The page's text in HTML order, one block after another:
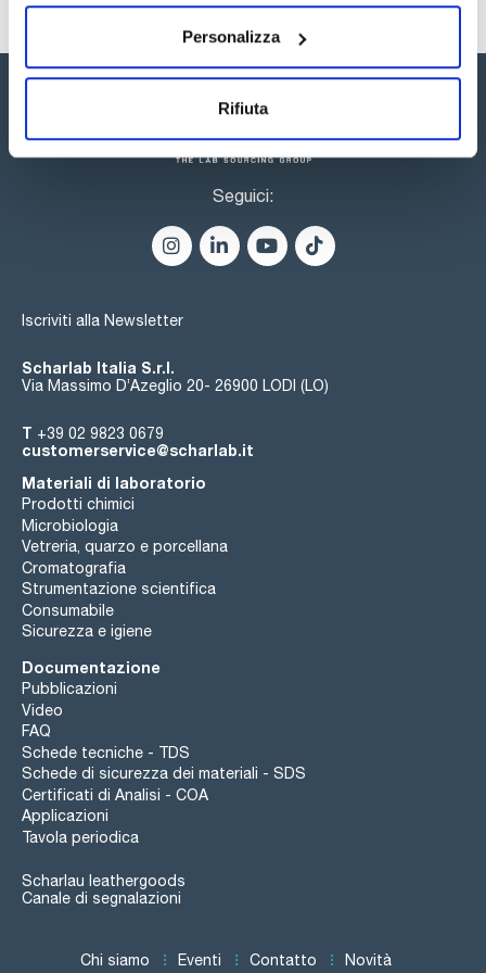
Personalizza
Rifiuta
funzionalizzazioni della silice, diametri interni e dimensioni.
Seguici:
Iscriviti alla Newsletter
Scharlab Italia S.r.l.
Via Massimo D’Azeglio 20- 26900 LODI (LO)
T +39 02 9823 0679
customerservice@scharlab.it
Materiali di laboratorio
Prodotti chimici
Microbiologia
Vetreria, quarzo e porcellana
Cromatografia
Strumentazione scientifica
Consumabile
Sicurezza e igiene
Documentazione
Pubblicazioni
Video
FAQ
Schede tecniche - TDS
Schede di sicurezza dei materiali - SDS
Certificati di Analisi - COA
Applicazioni
Tavola periodica
Scharlau leathergoods
Canale di segnalazioni
Chi siamo Eventi Contatto Novità